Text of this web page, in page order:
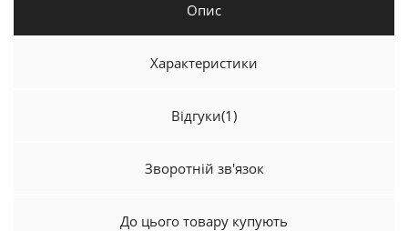
Опис
Характеристики
Відгуки(1)
Зворотній зв'язок
До цього товару купують